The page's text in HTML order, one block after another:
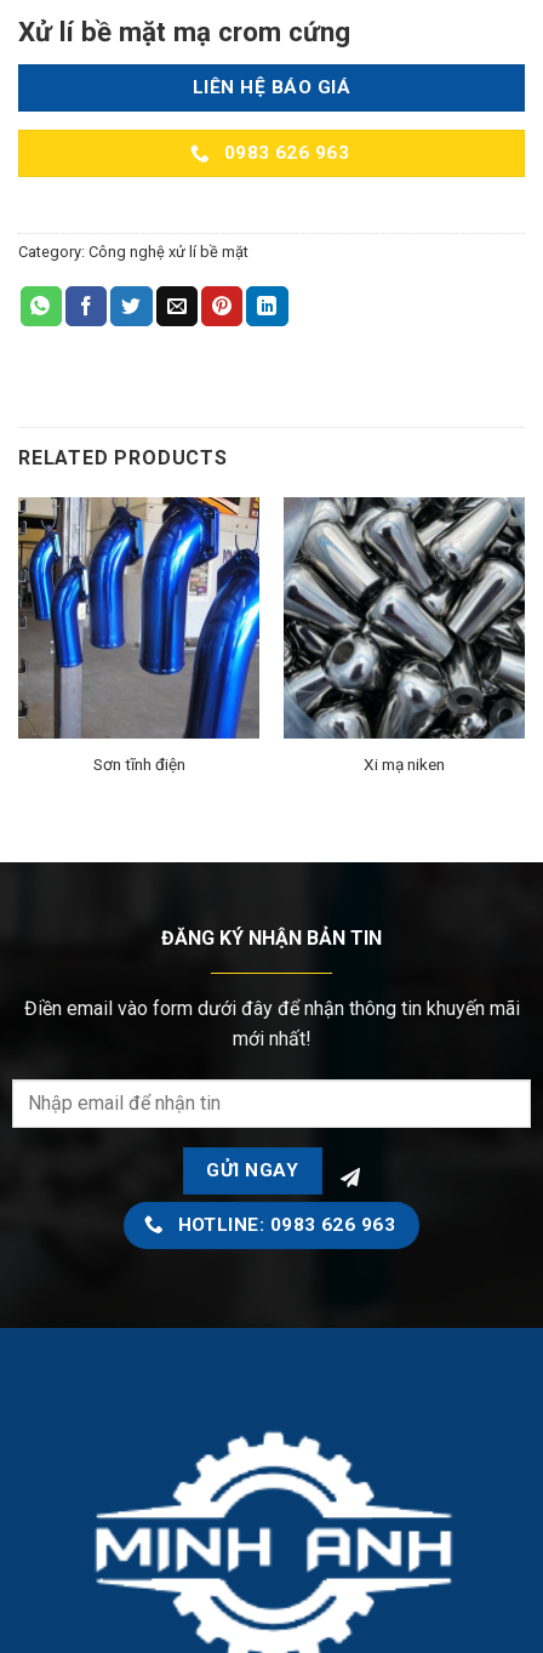
Xử lí bề mặt mạ crom cứng
LIÊN HỆ BÁO GIÁ
0983 626 963
Category: Công nghệ xử lí bề mặt
RELATED PRODUCTS
Sơn tĩnh điện Xi mạ niken
ĐĂNG KÝ NHẬN BẢN TIN
Điền email vào form dưới đây để nhận thông tin khuyến mãi
mới nhất!
HOTLINE: 0983 626 963